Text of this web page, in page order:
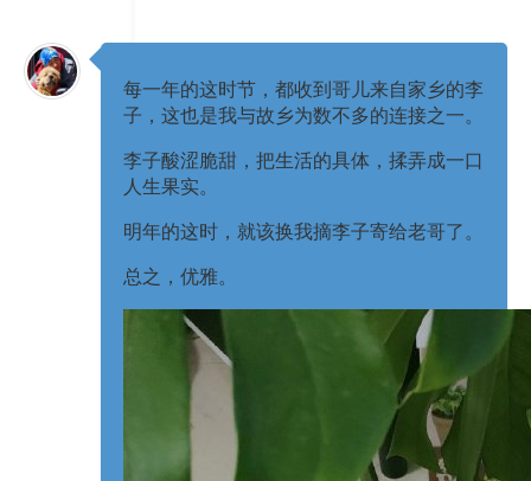
每一年的这时节，都收到哥儿来自家乡的李
子，这也是我与故乡为数不多的连接之一。
李子​酸涩脆甜，把生活的具体，揉弄成一口
人生果实。
明年的这时，就该换我摘李子寄给老哥了。
总之，优雅。